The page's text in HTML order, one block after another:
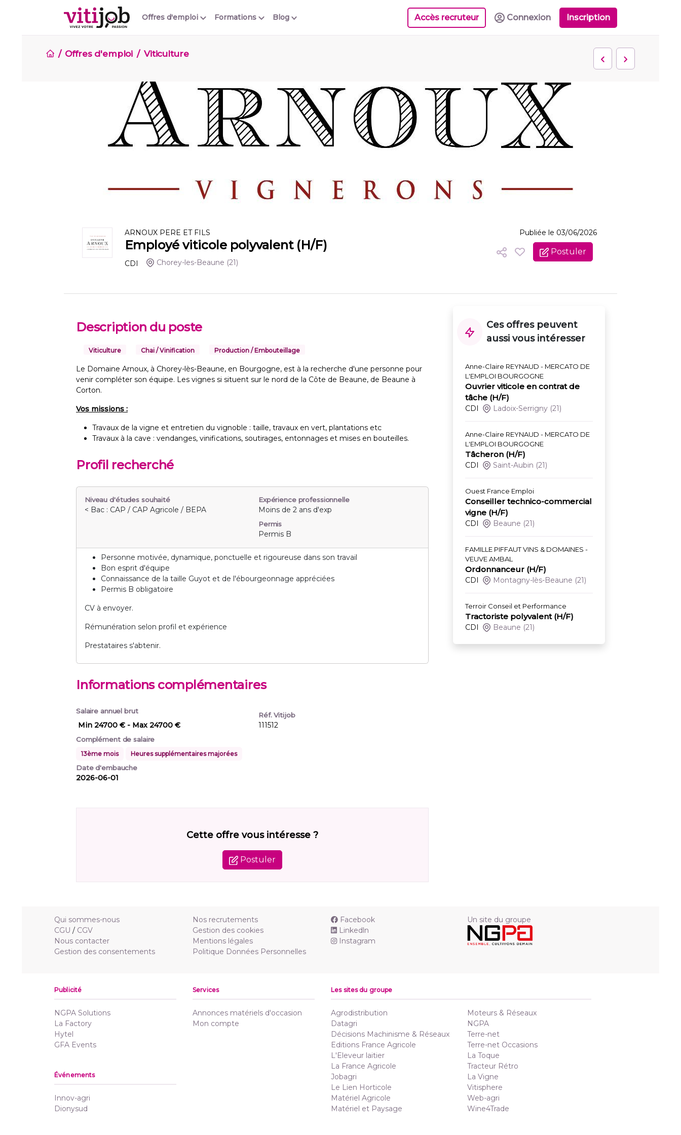
Offres d'emploi Blog
Formations Accès recruteur Connexion Inscription
Offres d'emploi Viticulture
ARNOUX PERE ET FILS
Employé viticole polyvalent (H/F)
CDI Chorey-les-Beaune (21)
Publiée le 03/06/2026
Postuler
Description du poste
Viticulture Chai / Vinification Production / Embouteillage
Le Domaine Arnoux, à Chorey-lès-Beaune, en Bourgogne, est à la recherche d'une personne pour
venir compléter son équipe. Les vignes si situent sur le nord de la Côte de Beaune, de Beaune à
Corton.
Vos missions :
Travaux de la vigne et entretien du vignoble : taille, travaux en vert, plantations etc
Travaux à la cave : vendanges, vinifications, soutirages, entonnages et mises en bouteilles.
Profil recherché
Niveau d'études souhaité
< Bac : CAP / CAP Agricole / BEPA
Expérience professionnelle
Moins de 2 ans d'exp
Permis
Permis B
Personne motivée, dynamique, ponctuelle et rigoureuse dans son travail
Bon esprit d'équipe
Connaissance de la taille Guyot et de l'ébourgeonnage appréciées
Permis B obligatoire
CV à envoyer.
Rémunération selon profil et expérience
Prestataires s'abtenir.
Informations complémentaires
Salaire annuel brut
Min 24700 € - Max 24700 €
Complément de salaire
13ème mois Heures supplémentaires majorées
Date d'embauche
2026-06-01
Réf. Vitijob
111512
Cette offre vous intéresse ?
Postuler
Ces offres peuvent
aussi vous intéresser
Anne-Claire REYNAUD - MERCATO DE
L'EMPLOI BOURGOGNE
Ouvrier viticole en contrat de
tâche (H/F)
CDI Ladoix-Serrigny (21)
Anne-Claire REYNAUD - MERCATO DE
L'EMPLOI BOURGOGNE
Tâcheron (H/F)
CDI Saint-Aubin (21)
Ouest France Emploi
Conseiller technico-commercial
vigne (H/F)
CDI Beaune (21)
FAMILLE PIFFAUT VINS & DOMAINES -
VEUVE AMBAL
Ordonnanceur (H/F)
CDI Montagny-lès-Beaune (21)
Terroir Conseil et Performance
Tractoriste polyvalent (H/F)
CDI Beaune (21)
Qui sommes-nous
CGU / CGV
Nous contacter
Gestion des consentements
Nos recrutements
Gestion des cookies
Mentions légales
Politique Données Personnelles
Facebook
Linkedln
Instagram
Un site du groupe
Publicité
NGPA Solutions
La Factory
Hytel
GFA Events
Services
Annonces matériels d'occasion
Mon compte
Événements
Innov-agri
Dionysud
Les sites du groupe
Agrodistribution
Datagri
Décisions Machinisme & Réseaux
Editions France Agricole
L'Eleveur laitier
La France Agricole
Jobagri
Le Lien Horticole
Matériel Agricole
Matériel et Paysage
Moteurs & Réseaux
NGPA
Terre-net
Terre-net Occasions
La Toque
Tracteur Rétro
La Vigne
Vitisphere
Web-agri
Wine4Trade